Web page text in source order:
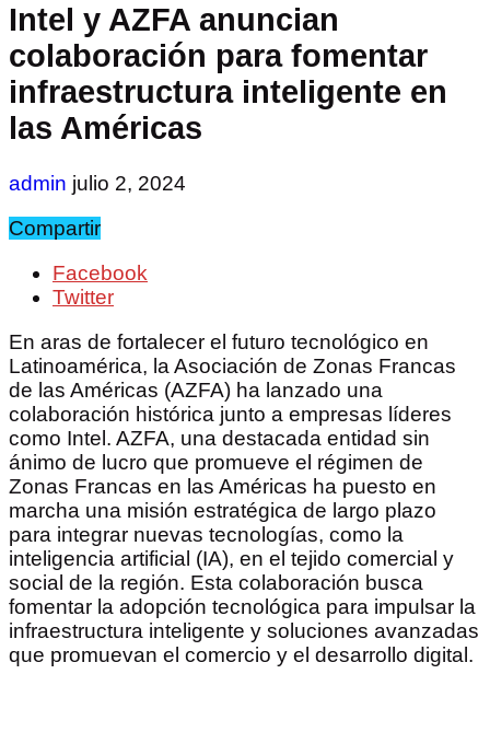
Intel y AZFA anuncian
colaboración para fomentar
infraestructura inteligente en
las Américas
admin julio 2, 2024
Compartir
Facebook
Twitter
En aras de fortalecer el futuro tecnológico en
Latinoamérica, la Asociación de Zonas Francas
de las Américas (AZFA) ha lanzado una
colaboración histórica junto a empresas líderes
como Intel. AZFA, una destacada entidad sin
ánimo de lucro que promueve el régimen de
Zonas Francas en las Américas ha puesto en
marcha una misión estratégica de largo plazo
para integrar nuevas tecnologías, como la
inteligencia artificial (IA), en el tejido comercial y
social de la región. Esta colaboración busca
fomentar la adopción tecnológica para impulsar la
infraestructura inteligente y soluciones avanzadas
que promuevan el comercio y el desarrollo digital.